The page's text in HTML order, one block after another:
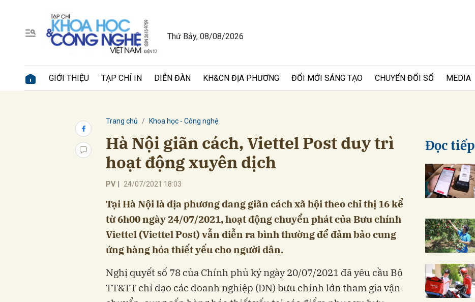
Thứ Bảy, 08/08/2026
GIỚI THIỆU TẠP CHÍ IN DIỄN ĐÀN KH&CN ĐỊA PHƯƠNG ĐỔI MỚI SÁNG TẠO CHUYỂN ĐỔI SỐ MEDIA
Trang chủ Khoa học - Công nghệ
Hà Nội giãn cách, Viettel Post duy trì
hoạt động xuyên dịch
PV 24/07/2021 18:03
Tại Hà Nội là địa phương đang giãn cách xã hội theo chỉ thị 16 kể
từ 6h00 ngày 24/07/2021, hoạt động chuyển phát của Bưu chính
Viettel (Viettel Post) vẫn diễn ra bình thường để đảm bảo cung
ứng hàng hóa thiết yếu cho người dân.
Nghị quyết số 78 của Chính phủ ký ngày 20/07/2021 đã yêu cầu Bộ
TT&TT chỉ đạo các doanh nghiệp (DN) bưu chính lớn tham gia vận
Đọc tiếp
Gửi